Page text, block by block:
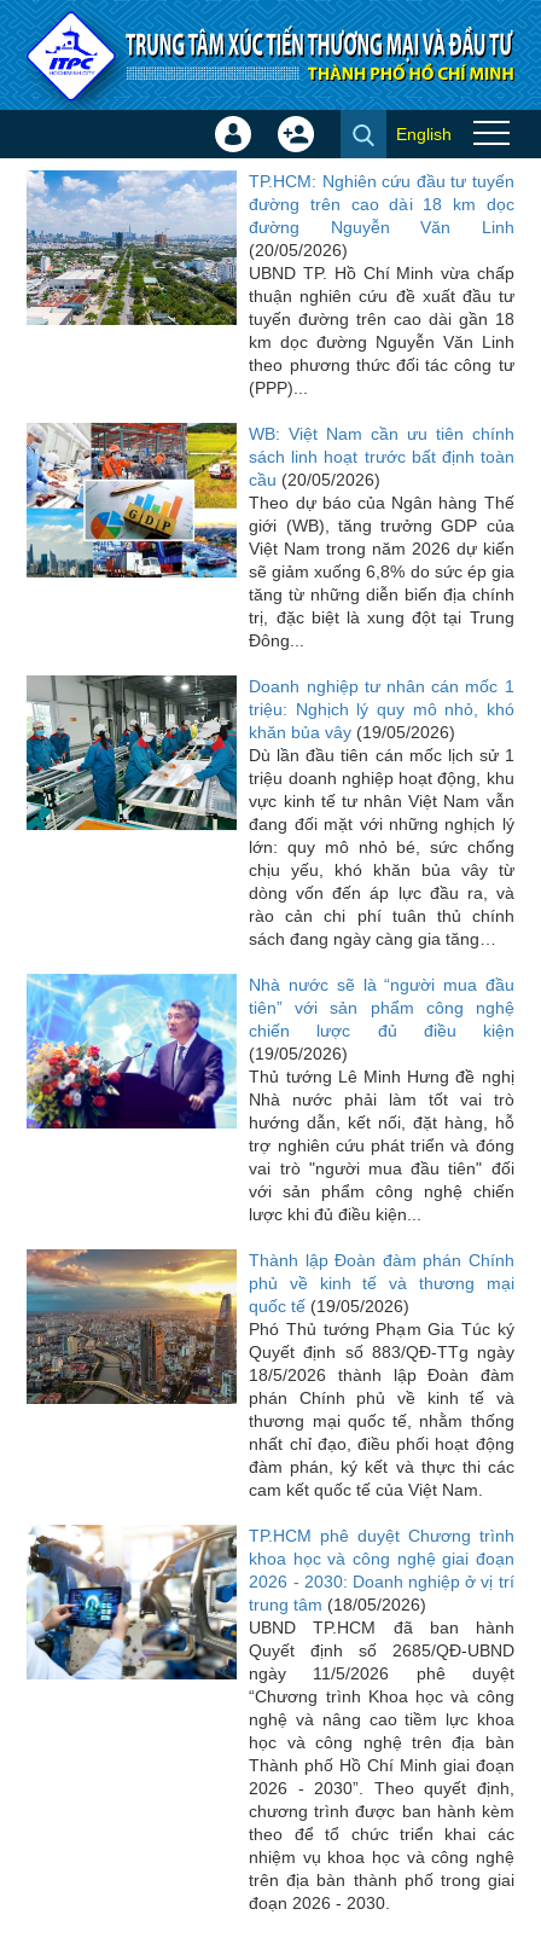
Truy cập nội dung luôn
Tin trong nước
Đăng
Tạo
khoản
English
×
TP.HCM: Nghiên cứu đầu tư tuyến
đường trên cao dài 18 km dọc
đường Nguyễn Văn Linh
(20/05/2026)
UBND TP. Hồ Chí Minh vừa chấp
thuận nghiên cứu đề xuất đầu tư
tuyến đường trên cao dài gần 18
km dọc đường Nguyễn Văn Linh
theo phương thức đối tác công tư
(PPP)...
WB: Việt Nam cần ưu tiên chính
sách linh hoạt trước bất định toàn
cầu (20/05/2026)
Theo dự báo của Ngân hàng Thế
giới (WB), tăng trưởng GDP của
Việt Nam trong năm 2026 dự kiến
sẽ giảm xuống 6,8% do sức ép gia
tăng từ những diễn biến địa chính
trị, đặc biệt là xung đột tại Trung
Đông...
Doanh nghiệp tư nhân cán mốc 1
triệu: Nghịch lý quy mô nhỏ, khó
khăn bủa vây (19/05/2026)
Dù lần đầu tiên cán mốc lịch sử 1
triệu doanh nghiệp hoạt động, khu
vực kinh tế tư nhân Việt Nam vẫn
đang đối mặt với những nghịch lý
lớn: quy mô nhỏ bé, sức chống
chịu yếu, khó khăn bủa vây từ
dòng vốn đến áp lực đầu ra, và
rào cản chi phí tuân thủ chính
sách đang ngày càng gia tăng…
Nhà nước sẽ là “người mua đầu
tiên” với sản phẩm công nghệ
chiến lược đủ điều kiện
(19/05/2026)
Thủ tướng Lê Minh Hưng đề nghị
Nhà nước phải làm tốt vai trò
hướng dẫn, kết nối, đặt hàng, hỗ
trợ nghiên cứu phát triển và đóng
vai trò "người mua đầu tiên" đối
với sản phẩm công nghệ chiến
lược khi đủ điều kiện...
Thành lập Đoàn đàm phán Chính
phủ về kinh tế và thương mại
quốc tế (19/05/2026)
Phó Thủ tướng Phạm Gia Túc ký
Quyết định số 883/QĐ-TTg ngày
18/5/2026 thành lập Đoàn đàm
phán Chính phủ về kinh tế và
thương mại quốc tế, nhằm thống
nhất chỉ đạo, điều phối hoạt động
đàm phán, ký kết và thực thi các
cam kết quốc tế của Việt Nam.
TP.HCM phê duyệt Chương trình
khoa học và công nghệ giai đoạn
2026 - 2030: Doanh nghiệp ở vị trí
trung tâm (18/05/2026)
UBND TP.HCM đã ban hành
Quyết định số 2685/QĐ-UBND
ngày 11/5/2026 phê duyệt
“Chương trình Khoa học và công
nghệ và nâng cao tiềm lực khoa
học và công nghệ trên địa bàn
Thành phố Hồ Chí Minh giai đoạn
2026 - 2030”. Theo quyết định,
chương trình được ban hành kèm
theo để tổ chức triển khai các
nhiệm vụ khoa học và công nghệ
trên địa bàn thành phố trong giai
đoạn 2026 - 2030.